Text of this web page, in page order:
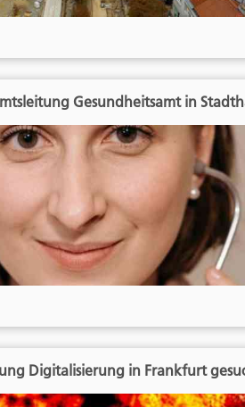
Gesundheitsamt in
Digitalisierung in Frankfurt